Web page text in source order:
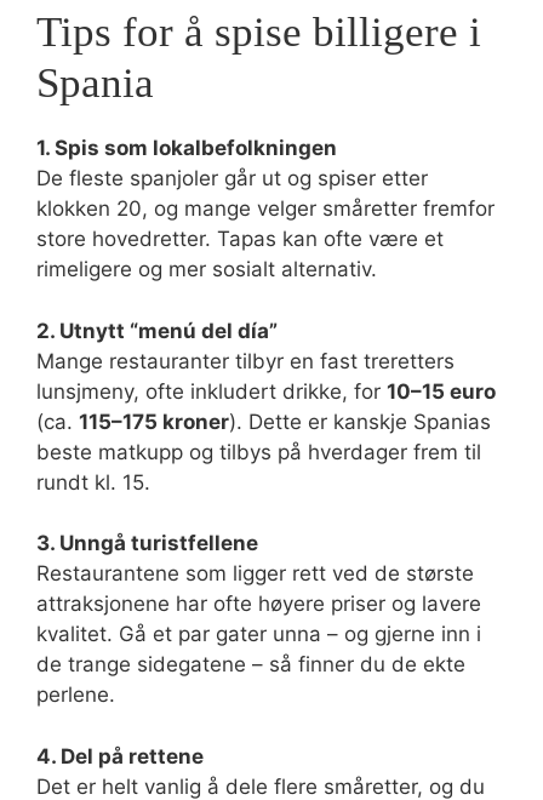
Tips for å spise billigere i
Spania
1. Spis som lokalbefolkningen
De fleste spanjoler går ut og spiser etter
klokken 20, og mange velger småretter fremfor
store hovedretter. Tapas kan ofte være et
rimeligere og mer sosialt alternativ.
2. Utnytt “menú del día”
Mange restauranter tilbyr en fast treretters
lunsjmeny, ofte inkludert drikke, for 10–15 euro
(ca. 115–175 kroner). Dette er kanskje Spanias
beste matkupp og tilbys på hverdager frem til
rundt kl. 15.
3. Unngå turistfellene
Restaurantene som ligger rett ved de største
attraksjonene har ofte høyere priser og lavere
kvalitet. Gå et par gater unna – og gjerne inn i
de trange sidegatene – så finner du de ekte
perlene.
4. Del på rettene
Det er helt vanlig å dele flere småretter, og du